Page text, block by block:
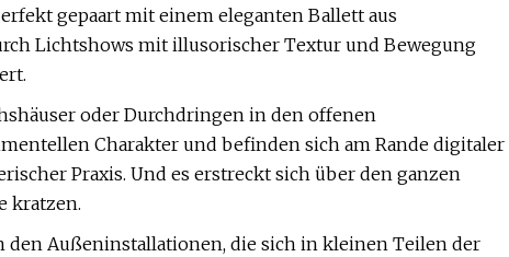
gepaart mit einem eleganten Ballett aus
Lichtshows mit illusorischer Textur und Bewegung
oder Durchdringen in den offenen
Charakter und befinden sich am Rande digitaler
Praxis. Und es erstreckt sich über den ganzen
kratzen.
den Außeninstallationen, die sich in kleinen Teilen der